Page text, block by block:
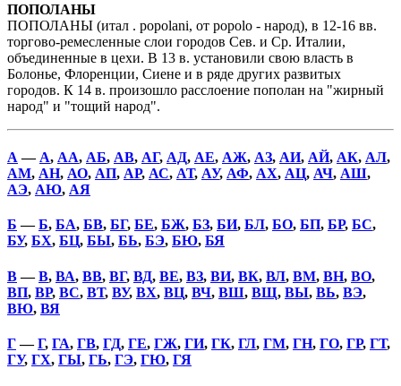
ПОПОЛАНЫ
ПОПОЛАНЫ (итал . popolani, от popolo - народ), в 12-16 вв.
торгово-ремесленные слои городов Сев. и Ср. Италии,
объединенные в цехи. В 13 в. установили свою власть в
Болонье, Флоренции, Сиене и в ряде других развитых
городов. К 14 в. произошло расслоение пополан на "жирный
народ" и "тощий народ".
А — А, АА, АБ, АВ, АГ, АД, АЕ, АЖ, АЗ, АИ, АЙ, АК, АЛ,
АМ, АН, АО, АП, АР, АС, АТ, АУ, АФ, АХ, АЦ, АЧ, АШ,
АЭ, АЮ, АЯ
Б —Б, БА, БВ, БГ, БЕ, БЖ, БЗ, БИ, БЛ, БО, БП, БР, БС,
БУ, БХ, БЦ, БЫ, БЬ, БЭ, БЮ, БЯ
В—В, ВА, ВВ, ВГ, ВД, ВЕ, ВЗ, ВИ, ВК, ВЛ, ВМ, ВН, ВО,
ВП, ВР, ВС, ВТ, ВУ, ВХ, ВЦ, ВЧ, ВШ, ВЩ, ВЫ, ВЬ, ВЭ,
ВЮ, ВЯ
Г—Г, ГА, ГВ, ГД, ГЕ, ГЖ, ГИ, ГК, ГЛ, ГМ, ГН, ГО, ГР, ГТ,
ГУ, ГХ, ГЫ, ГЬ, ГЭ, ГЮ, ГЯ